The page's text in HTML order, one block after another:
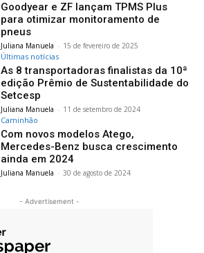
Goodyear e ZF lançam TPMS Plus
para otimizar monitoramento de
pneus
Juliana Manuela - 15 de fevereiro de 2025
Últimas notícias
As 8 transportadoras finalistas da 10ª
edição Prêmio de Sustentabilidade do
Setcesp
Juliana Manuela - 11 de setembro de 2024
Caminhão
Com novos modelos Atego,
Mercedes-Benz busca crescimento
ainda em 2024
Juliana Manuela - 30 de agosto de 2024
- Advertisement -